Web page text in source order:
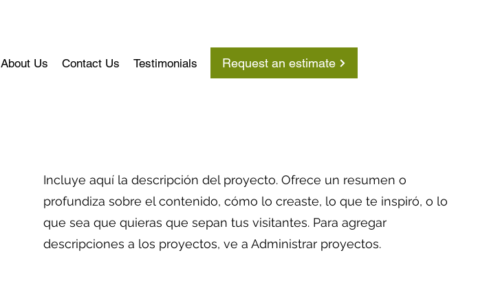
About Us Contact Us Testimonials Contacto
Request an estimate
Incluye aquí la descripción del proyecto. Ofrece un resumen o
profundiza sobre el contenido, cómo lo creaste, lo que te inspiró, o lo
que sea que quieras que sepan tus visitantes. Para agregar
descripciones a los proyectos, ve a Administrar proyectos.